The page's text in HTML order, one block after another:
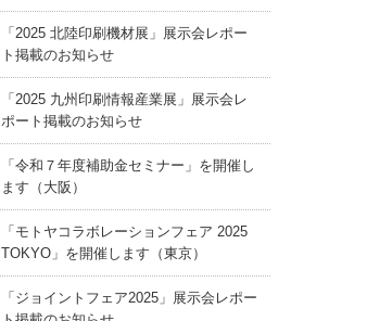
「2025 北陸印刷機材展」展示会レポー
ト掲載のお知らせ
「2025 九州印刷情報産業展」展示会レ
ポート掲載のお知らせ
「令和７年度補助金セミナー」を開催し
ます（大阪）
「モトヤコラボレーションフェア 2025
TOKYO」を開催します（東京）
「ジョイントフェア2025」展示会レポー